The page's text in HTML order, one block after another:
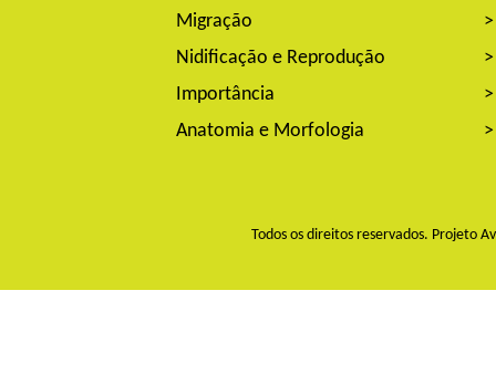
Migração
Nidificação e Reprodução
Importância
Anatomia e Morfologia
Todos os direitos reservados. Projeto